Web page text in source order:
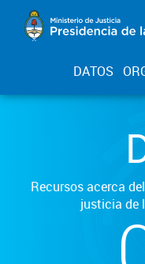
DATOS
Recursos acerca
justicia de